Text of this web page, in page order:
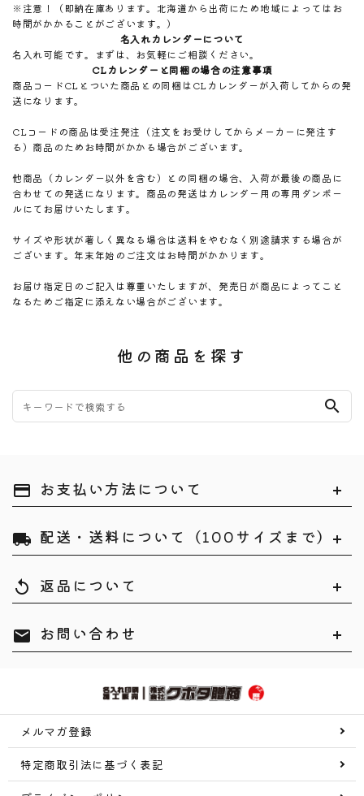
※注意！（即納在庫あります。北海道から出荷にため地域によってはお
時間がかかることがございます。）
名入れカレンダーについて
名入れ可能です。まずは、お気軽にご相談ください。
CLカレンダーと同梱の場合の注意事項
商品コードCLとついた商品との同梱はCLカレンダーが入荷してからの発
送になります。
CLコードの商品は受注発注（注文をお受けしてからメーカーに発注す
る）商品のためお時間がかかる場合がございます。
他商品（カレンダー以外を含む）との同梱の場合、入荷が最後の商品に
合わせての発送になります。商品の発送はカレンダー用の専用ダンボー
ルにてお届けいたします。
サイズや形状が著しく異なる場合は送料をやむなく別途請求する場合が
ございます。年末年始のご注文はお時間がかかります。
お届け指定日のご記入は尊重いたしますが、発売日が商品によってこと
なるためご指定に添えない場合がございます。
他の商品を探す
search
payment お支払い方法について
local_shipping 配送・送料について（100サイズまで）
replay 返品について
mail お問い合わせ
メルマガ登録
特定商取引法に基づく表記